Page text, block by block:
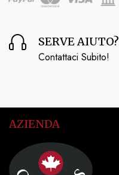
SERVE AIUTO?
Contattaci Subito!
AZIENDA